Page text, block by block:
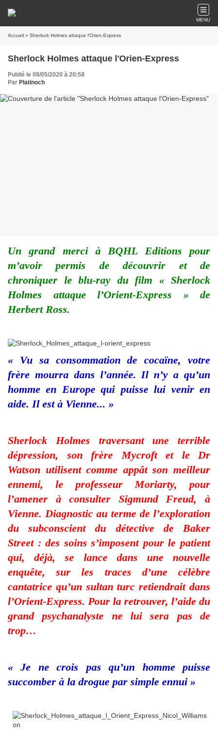
MENU
Accueil » Sherlock Holmes attaque l'Orien-Express
Sherlock Holmes attaque l'Orien-Express
Publié le 08/05/2020 à 20:58
Par Platinoch
Un grand merci à BQHL Editions pour
m’avoir permis de découvrir et de
chroniquer le blu-ray du film « Sherlock
Holmes attaque l’Orient-Express » de
Herbert Ross.
« Vu sa consommation de cocaïne, votre
frère mourra dans l’année. Il n’y a qu’un
homme en Europe qui puisse lui venir en
aide. Il est à Vienne... »
Sherlock Holmes traversant une terrible
dépression, son frère Mycroft et le Dr
Watson utilisent comme appât son meilleur
ennemi, le professeur Moriarty, pour
l’amener à consulter Sigmund Freud, à
Vienne. Diagnostic au terme de l’exploration
du subconscient du détective de Baker
Street : des soins s’imposent pour le patient
qui, déjà, se lance dans une nouvelle
enquête, sur les traces d’une célèbre
cantatrice qu’un sultan turc retiendrait dans
l’Orient-Express. Pour la retrouver, l’aide du
grand psychanalyste ne lui sera pas de
trop…
« Je ne crois pas qu’un homme puisse
succomber à la drogue par simple ennui »